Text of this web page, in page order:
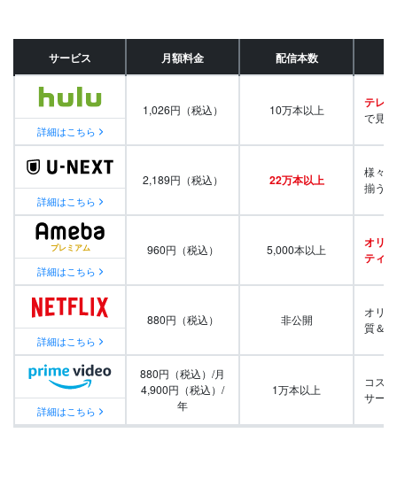
サービス 月額料金 配信本数
詳細はこちら
1,026円（税込） 10万本以上 テレビ
で見
詳細はこちら
2,189円（税込） 22万本以上
様々
揃う
詳細はこちら
960円（税込） 5,000本以上
オリ
ティ
詳細はこちら
880円（税込） 非公開
オリ
質＆
詳細はこちら
880円（税込）/月
4,900円（税込）/
年
1万本以上
コス
サー